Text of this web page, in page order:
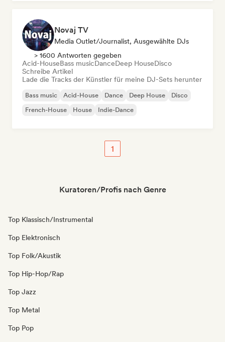
Novaj TV
Media Outlet/Journalist, Ausgewählte DJs
> 1600 Antworten gegeben
Acid-HouseBass musicDanceDeep HouseDisco
Schreibe Artikel
Lade die Tracks der Künstler für meine DJ-Sets herunter
Bass music Acid-House Dance Deep House
Disco
French-House
House Indie-Dance
1
Kuratoren/Profis nach Genre
Top Klassisch/Instrumental
Top Elektronisch
Top Folk/Akustik
Top Hip-Hop/Rap
Top Jazz
Top Metal
Top Pop